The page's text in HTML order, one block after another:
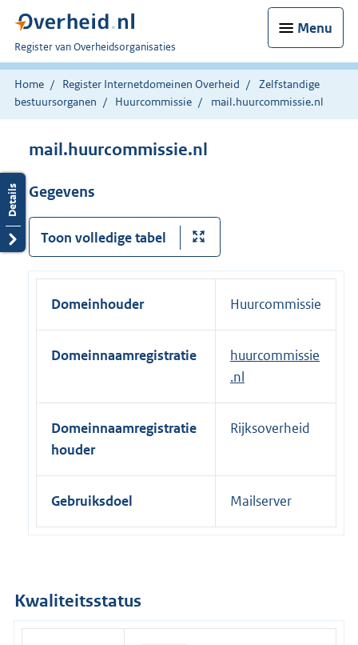
Menu
U
bent
nu
hier:
Register van Overheidsorganisaties
Home Register Internetdomeinen Overheid
Zelfstandige
bestuursorganen
Huurcommissie mail.huurcommissie.nl
mail.huurcommissie.nl
Gegevens
Toon volledige tabel
Domeinhouder Huurcommissie
Domeinnaamregistratie
huurcommissie
.nl
Domeinnaamregistratie
houder
Rijksoverheid
Gebruiksdoel Mailserver
Kwaliteitsstatus